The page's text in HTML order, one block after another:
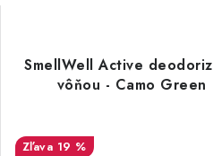
SmellWell Active
vôňou - Camo Green
19 %